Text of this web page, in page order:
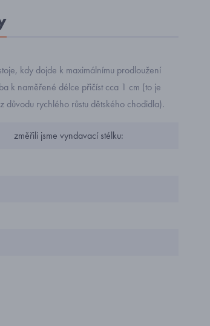
kdy dojde k maximálnímu prodloužení
k naměřené délce přičíst cca 1 cm (to je
důvodu rychlého růstu dětského chodidla).
změřili jsme vyndavací stélku: